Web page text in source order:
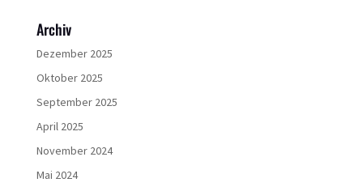
Archiv
Dezember 2025
Oktober 2025
September 2025
April 2025
November 2024
Mai 2024